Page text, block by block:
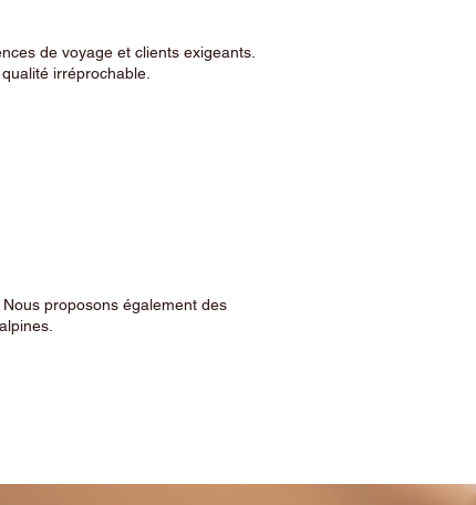
de voyage et clients exigeants.
irréprochable.
proposons également des